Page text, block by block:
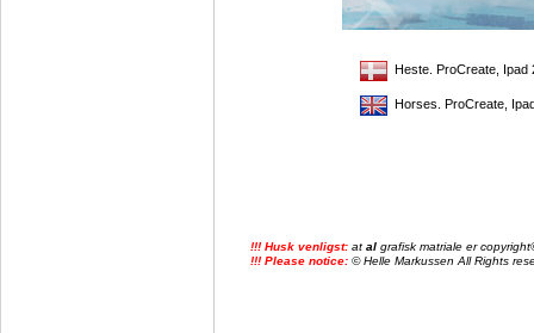
Heste. ProCreate, Ipad
Horses. ProCreate,
!!! Husk venligst: at al grafisk matriale er
!!! Please notice: © Helle Markussen All Rights